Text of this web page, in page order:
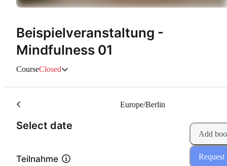
Beispielveranstaltung -
Mindfulness 01
CourseClosed
Select date
Europe/Berlin
Teilnahme
Add